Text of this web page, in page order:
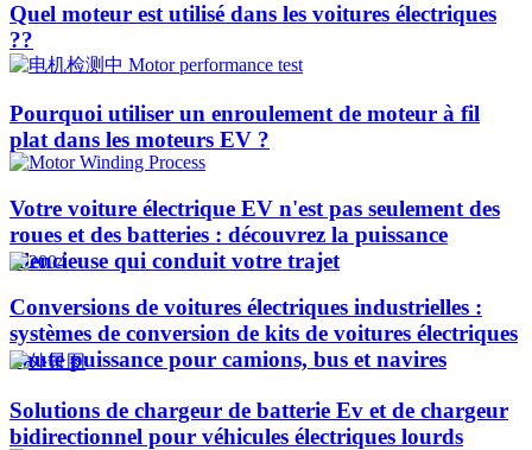
Quel moteur est utilisé dans les voitures électriques
??​​
Pourquoi utiliser un enroulement de moteur à fil
plat dans les moteurs EV ?
Votre voiture électrique EV n'est pas seulement des
roues et des batteries : découvrez la puissance
silencieuse qui conduit votre trajet
Conversions de voitures électriques industrielles :
systèmes de conversion de kits de voitures électriques
haute puissance pour camions, bus et navires
Solutions de chargeur de batterie Ev et de chargeur
bidirectionnel pour véhicules électriques lourds